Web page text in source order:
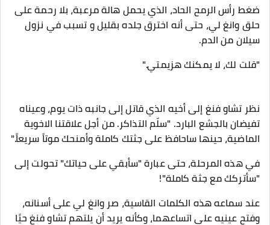
ضغط رأس الرمح الحاد، الذي يحمل هالة مرعبة، بلا رحمة على
حلق وانغ لي، حتى أنه اخترق جلده بقليل و تسبب في نزول
سيلان من الدم.
"قلت لك، لا يمكنك هزيمتي."
نظر تشاو فنغ إلى أخيه الذي قاتل إلى جانبه ذات يوم، وعيناه
تفيضان بالجشع البارد. "سلّم التذاكر. من أجل علاقتنا الاخوية
الماضية، حينها ساحافظ على جثتك كاملة وأمنحك موتاً سريعاً."
في هذه المرحلة، حتى عبارة "سأبقي على حياتك" تحولت إلى
"سأتركك مع جثة كاملة"!
عند سماعه هذه الكلمات القاسية، صر وانغ لي على أسنانه،
وفتح عينيه على اتساعهما، وكأنه يريد أن يلتهم تشاو فنغ حيًا